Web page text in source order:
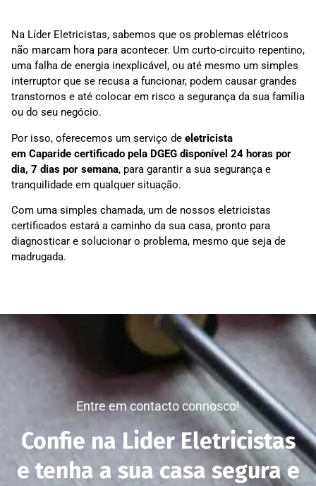
Na Líder Eletricistas, sabemos que os problemas elétricos
não marcam hora para acontecer. Um curto-circuito repentino,
uma falha de energia inexplicável, ou até mesmo um simples
interruptor que se recusa a funcionar, podem causar grandes
transtornos e até colocar em risco a segurança da sua família
ou do seu negócio.
Por isso, oferecemos um serviço de eletricista
em Caparide certificado pela DGEG disponível 24 horas por
dia, 7 dias por semana, para garantir a sua segurança e
tranquilidade em qualquer situação.
Com uma simples chamada, um de nossos eletricistas
certificados estará a caminho da sua casa, pronto para
diagnosticar e solucionar o problema, mesmo que seja de
madrugada.
Entre em contacto connosco!
Confie na Lider Eletricistas
e tenha a sua casa segura e